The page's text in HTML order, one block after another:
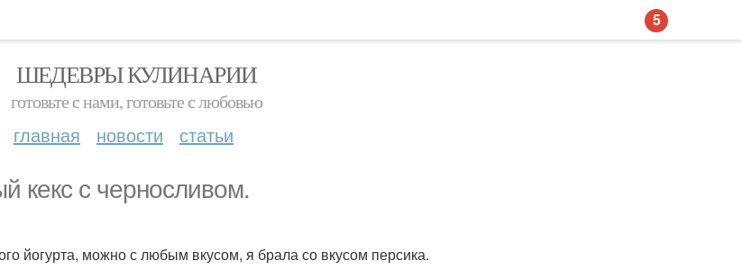
ШЕДЕВРЫ КУЛИНАРИИ
готовьте с нами, готовьте с любовью
главная новости статьи
кекс с черносливом.
йогурта, можно с любым вкусом, я брала со вкусом персика.
5